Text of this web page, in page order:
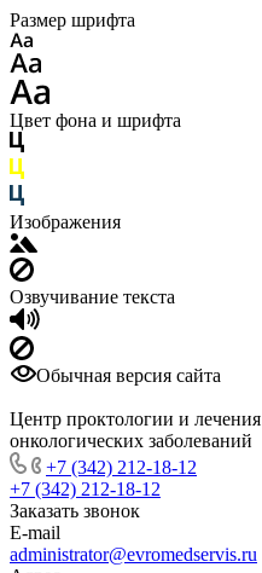
Размер шрифта
Цвет фона и шрифта
Изображения
Озвучивание текста
Обычная версия сайта
Центр проктологии и лечения
онкологических заболеваний
+7 (342) 212-18-12
+7 (342) 212-18-12
Заказать звонок
E-mail
administrator@evromedservis.ru